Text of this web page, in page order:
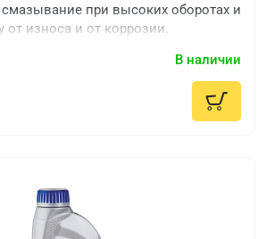
смазывание при высоких оборотах и
от износа и от коррозии.
В наличии